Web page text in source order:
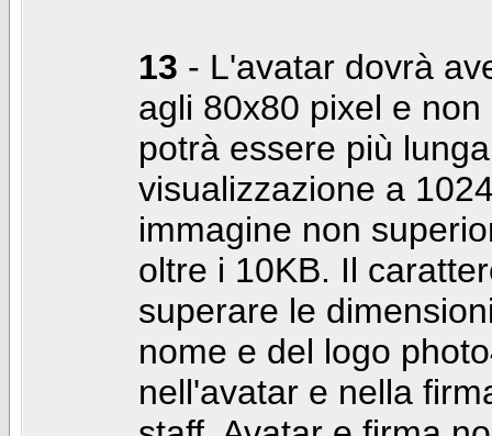
13 - L'avatar dovrà
agli 80x80 pixel e
potrà essere più
visualizzazione a
immagine non
oltre i 10KB. Il
superare le
nome e del logo
nell'avatar e nella